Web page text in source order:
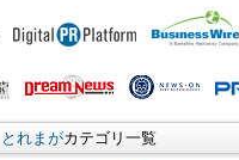
とれまがカテゴリ一覧